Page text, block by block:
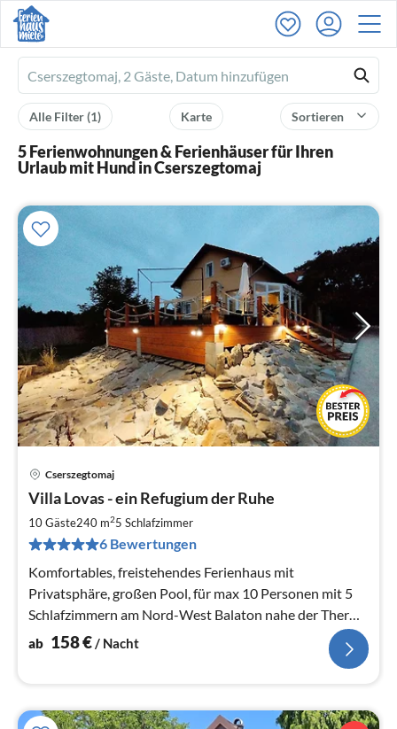
Ferienhausmiete
logo
Sortieren
Karte
Alle Filter(1)
5 Ferienwohnungen & Ferienhäuser für Ihren
Urlaub mit Hund in Cserszegtomaj
Cserszegtomaj
Villa Lovas - ein Refugium der Ruhe
10 Gäste240 m25 Schlafzimmer
6 Bewertungen
Komfortables, freistehendes Ferienhaus mit
Privatsphäre, großen Pool, für max 10 Personen mit 5
Schlafzimmern am Nord-West Balaton nahe der Therme
Bad Heviz.
ab 158€/ Nacht